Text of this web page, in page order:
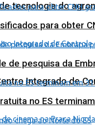
tecnologia do
Integrado de
para obter
de pesquisa da
no ES